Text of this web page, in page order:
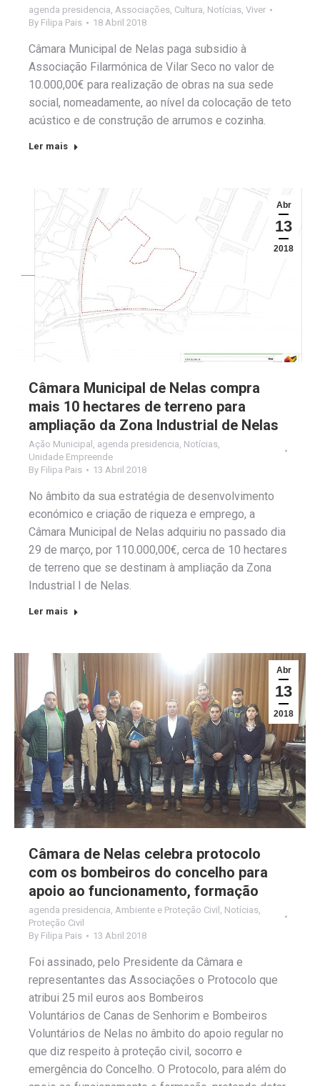
agenda presidencia Associações Cultura Notícias Viver
By Filipa Pais 18 Abril 2018
Câmara Municipal de Nelas paga subsidio à
Associação Filarmónica de Vilar Seco no valor de
10.000,00€ para realização de obras na sua sede
social, nomeadamente, ao nível da colocação de teto
acústico e de construção de arrumos e cozinha.
Ler mais
Abr
13
2018
Câmara Municipal de Nelas compra
mais 10 hectares de terreno para
ampliação da Zona Industrial de Nelas
Ação Municipal , agenda presidencia, Notícias,
Unidade Empreende
By Filipa Pais 13 Abril 2018
No âmbito da sua estratégia de desenvolvimento
económico e criação de riqueza e emprego, a
Câmara Municipal de Nelas adquiriu no passado dia
29 de março, por 110.000,00€, cerca de 10 hectares
de terreno que se destinam à ampliação da Zona
Industrial I de Nelas.
Ler mais
Abr
13
2018
Câmara de Nelas celebra protocolo
com os bombeiros do concelho para
apoio ao funcionamento, formação
agenda presidencia Ambiente e Proteção Civil Notícias
Proteção Civil
By Filipa Pais 13 Abril 2018
Foi assinado, pelo Presidente da Câmara e
representantes das Associações o Protocolo que
atribui 25 mil euros aos Bombeiros
Voluntários de Canas de Senhorim e Bombeiros
Voluntários de Nelas no âmbito do apoio regular no
que diz respeito à proteção civil, socorro e
emergência do Concelho. O Protocolo, para além do